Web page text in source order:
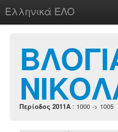
Ελληνικά ΕΛΟ
chesstu.be @ discord
Login
Περίοδος 2011A : 1000 -> 1005